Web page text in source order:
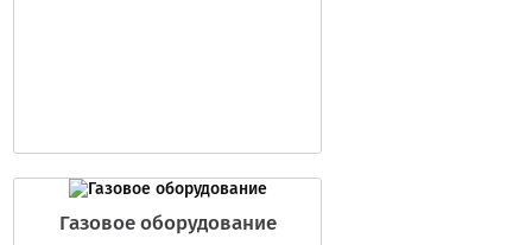
Газовое оборудование